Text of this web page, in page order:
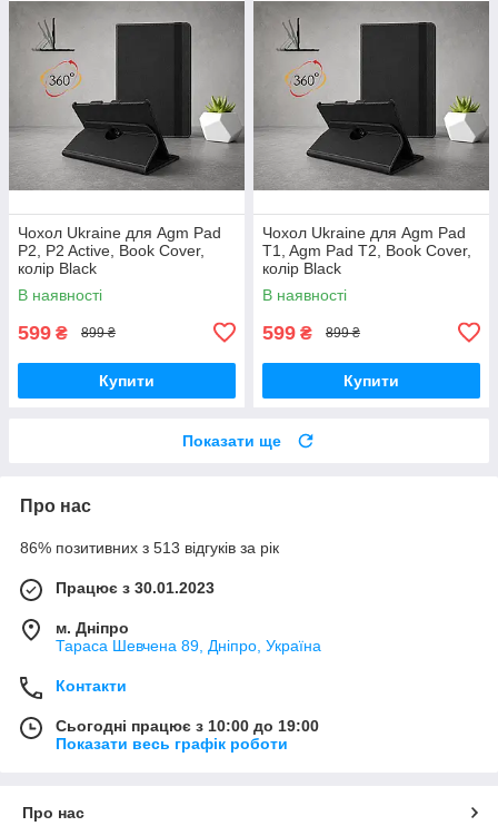
Чохол Ukraine для Agm Pad
P2, P2 Active, Book Cover,
колір Black
В наявності
599 ₴ 899 ₴
Купити
Чохол Ukraine для Agm Pad
T1, Agm Pad T2, Book Cover,
колір Black
В наявності
599 ₴ 899 ₴
Купити
Показати ще
Про нас
86% позитивних з 513 відгуків за рік
Працює з 30.01.2023
м. Дніпро
Тараса Шевчена 89, Дніпро, Україна
Контакти
Сьогодні працює з 10:00 до 19:00
Показати весь графік роботи
Про нас